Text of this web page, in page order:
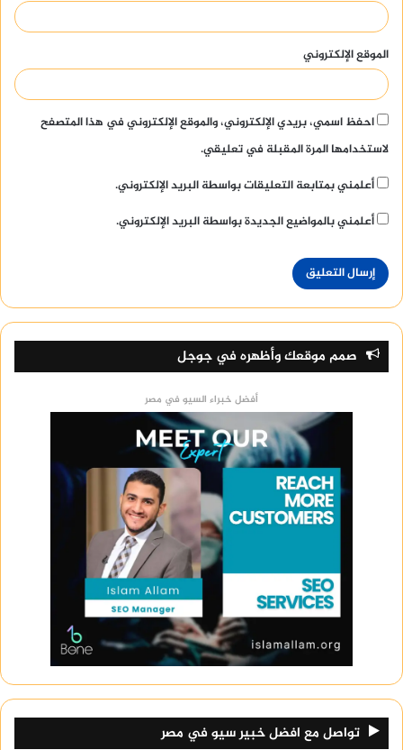
الموقع الإلكتروني
احفظ اسمي، بريدي الإلكتروني، والموقع الإلكتروني في هذا المتصفح
لاستخدامها المرة المقبلة في تعليقي.
أعلمني بمتابعة التعليقات بواسطة البريد الإلكتروني.
أعلمني بالمواضيع الجديدة بواسطة البريد الإلكتروني.
صمم موقعك وأظهره في جوجل
أفضل خبراء السيو في مصر
تواصل مع افضل خبير سيو في مصر